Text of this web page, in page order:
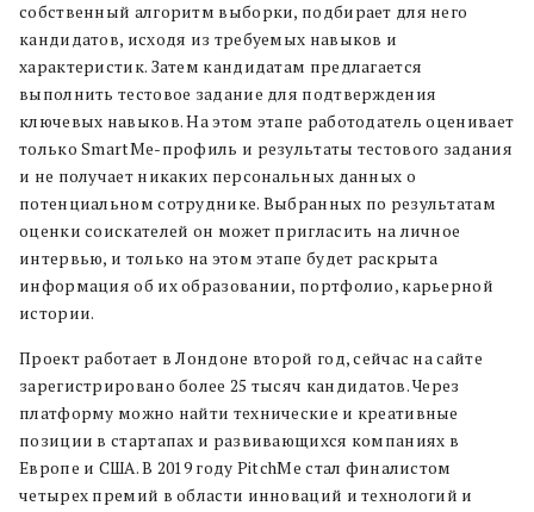
собственный алгоритм выборки, подбирает для него
кандидатов, исходя из требуемых навыков и
характеристик. Затем кандидатам предлагается
выполнить тестовое задание для подтверждения
ключевых навыков. На этом этапе работодатель оценивает
только SmartMe-профиль и результаты тестового задания
и не получает никаких персональных данных о
потенциальном сотруднике. Выбранных по результатам
оценки соискателей он может пригласить на личное
интервью, и только на этом этапе будет раскрыта
информация об их образовании, портфолио, карьерной
истории.
Проект работает в Лондоне второй год, сейчас на сайте
зарегистрировано более 25 тысяч кандидатов. Через
платформу можно найти технические и креативные
позиции в стартапах и развивающихся компаниях в
Европе и США. В 2019 году PitchMe стал финалистом
четырех премий в области инноваций и технологий и